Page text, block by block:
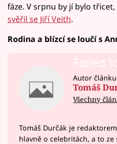
fáze. V srpnu by jí bylo
svěřil se Jiří Veith.
Rodina a blízcí se loučí s
Failed
Autor článku
Tomáš
Všechny
Tomáš Durčák je
hlavně o celebritách, a to ze